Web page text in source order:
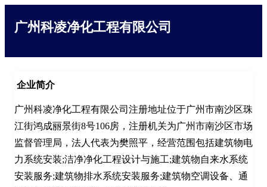
广州科凌净化工程有限公司
企业简介
广州科凌净化工程有限公司注册地址位于广州市南沙区珠
江街鸿成丽景街8号106房，注册机关为广州市南沙区市场
监督管理局，法人代表为樊照平，经营范围包括建筑物电
力系统安装;洁净净化工程设计与施工;建筑物自来水系统
安装服务;建筑物排水系统安装服务;建筑物空调设备、通